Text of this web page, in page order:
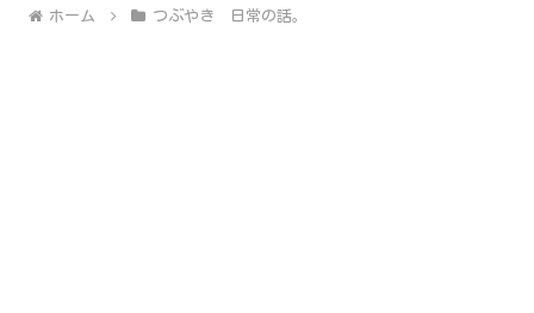
ホーム つぶやき 日常の話。